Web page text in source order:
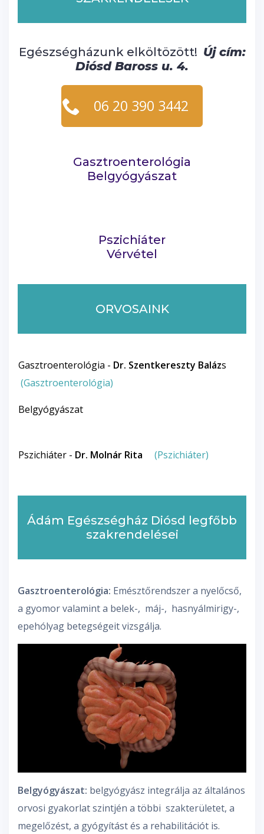
Egészségházunk elköltözött! Új cím:
Diósd Baross u. 4.
06 20 390 3442
Gasztroenterológia
Belgyógyászat
Pszichiáter
Vérvétel
ORVOSAINK
Gasztroenterológia - Dr. Szentkereszty Balázs
(Gasztroenterológia)
Belgyógyászat
Pszichiáter - Dr. Molnár Rita (Pszichiáter)
Ádám Egészségház Diósd legfőbb
szakrendelései
Gasztroenterológia: Emésztőrendszer a nyelőcső,
a gyomor valamint a belek-, máj-, hasnyálmirigy-,
epehólyag betegségeit vizsgálja.
Belgyógyászat: belgyógyász integrálja az általános
orvosi gyakorlat szintjén a többi szakterületet, a
megelőzést, a gyógyítást és a rehabilitációt is.